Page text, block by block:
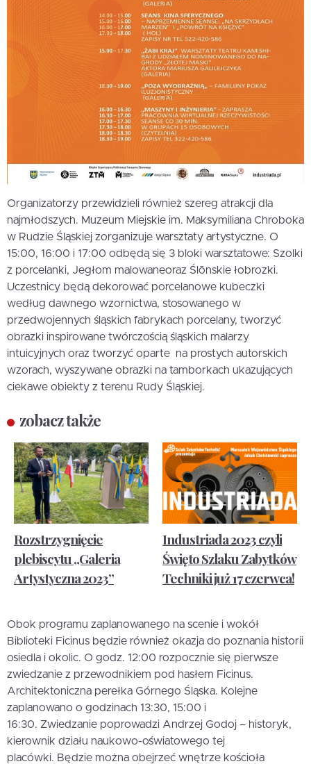
Organizatorzy przewidzieli również szereg atrakcji dla
najmłodszych. Muzeum Miejskie im. Maksymiliana Chroboka
w Rudzie Śląskiej zorganizuje warsztaty artystyczne. O
15:00, 16:00 i 17:00 odbędą się 3 bloki warsztatowe: Szolki
z porcelanki, Jegłom malowaneoraz Ślōnskie łobrozki.
Uczestnicy będą dekorować porcelanowe kubeczki
według dawnego wzornictwa, stosowanego w
przedwojennych śląskich fabrykach porcelany, tworzyć
obrazki inspirowane twórczością śląskich malarzy
intuicyjnych oraz tworzyć oparte na prostych autorskich
wzorach, wyszywane obrazki na tamborkach ukazujących
ciekawe obiekty z terenu Rudy Śląskiej.
zobacz także
Rozstrzygnięcie
plebiscytu „Galeria
Artystyczna 2023”
Industriada 2023 czyli
Święto Szlaku Zabytków
Techniki już 17 czerwca!
Obok programu zaplanowanego na scenie i wokół
Biblioteki Ficinus będzie również okazja do poznania historii
osiedla i okolic. O godz. 12:00 rozpocznie się pierwsze
zwiedzanie z przewodnikiem pod hasłem Ficinus.
Architektoniczna perełka Górnego Śląska. Kolejne
zaplanowano o godzinach 13:30, 15:00 i
16:30. Zwiedzanie poprowadzi Andrzej Godoj – historyk,
kierownik działu naukowo-oświatowego tej
placówki. Będzie można obejrzeć wnętrze kościoła